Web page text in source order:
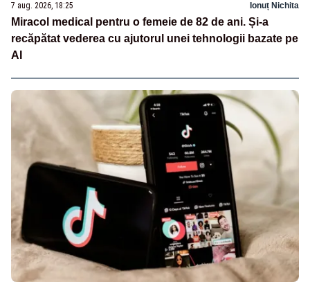
7 aug. 2026, 18:25 Ionuț Nichita
Miracol medical pentru o femeie de 82 de ani. Și-a
recăpătat vederea cu ajutorul unei tehnologii bazate pe
AI